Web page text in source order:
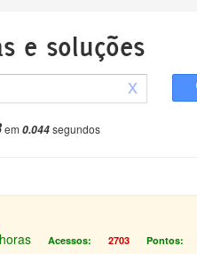
e soluções
x
em 0.044segundos
Acessos: 2703 Pontos: